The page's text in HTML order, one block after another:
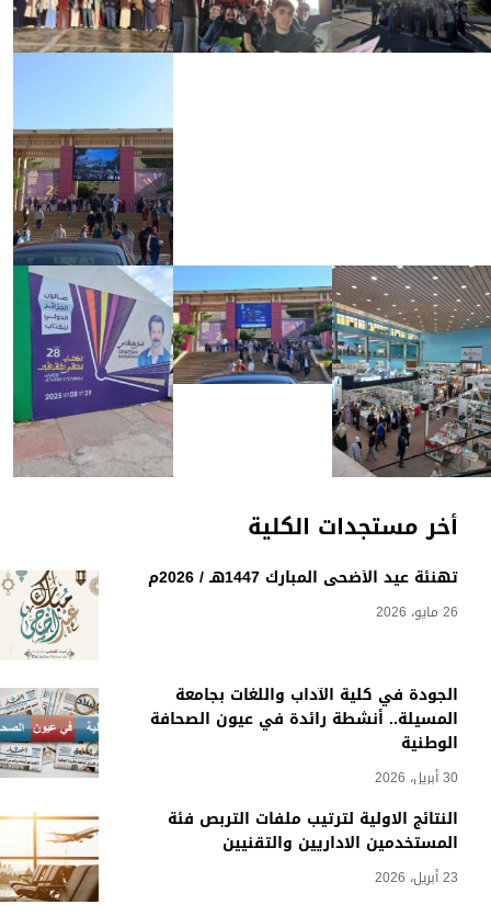
أخر مستجدات الكلية
تهنئة عيد الأضحى المبارك 1447هـ / 2026م
26 مايو، 2026
الجودة في كلية الآداب واللغات بجامعة
المسيلة.. أنشطة رائدة في عيون الصحافة
الوطنية
30 أبريل، 2026
النتائج الاولية لترتيب ملفات التربص فئة
المستخدمين الاداريين والتقنيين
23 أبريل، 2026